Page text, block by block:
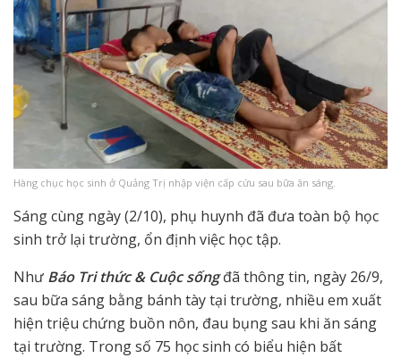
Hàng chục học sinh ở Quảng Trị nhập viện cấp cứu sau bữa ăn sáng.
Sáng cùng ngày (2/10), phụ huynh đã đưa toàn bộ học
sinh trở lại trường, ổn định việc học tập.
Như Báo Tri thức & Cuộc sốngđã thông tin, ngày 26/9,
sau bữa sáng bằng bánh tày tại trường, nhiều em xuất
hiện triệu chứng buồn nôn, đau bụng sau khi ăn sáng
tại trường. Trong số 75 học sinh có biểu hiện bất